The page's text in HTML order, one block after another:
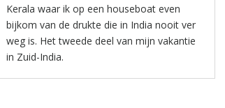
Kerala waar ik op een houseboat even
bijkom van de drukte die in India nooit ver
weg is. Het tweede deel van mijn vakantie
in Zuid-India.